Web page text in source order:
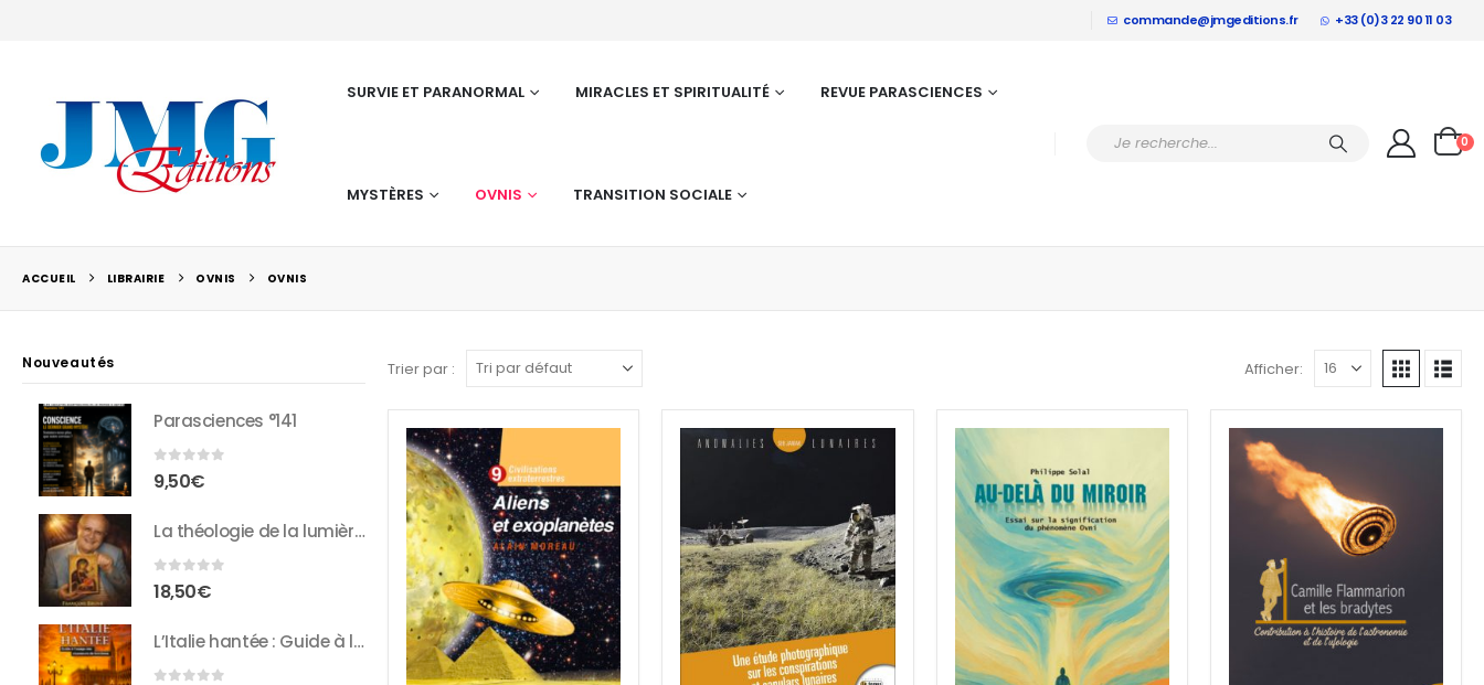
commande@jmgeditions.fr +33 (0)3 22 90 11 03
SURVIE ET PARANORMAL MIRACLES ET SPIRITUALITÉ REVUE PARASCIENCES
MYSTÈRES OVNIS TRANSITION SOCIALE
0
ACCUEIL LIBRAIRIE OVNIS OVNIS
Trier par : Afficher:
Nouveautés
Parasciences °141
0 sur 5
9,50€
La théologie de la lumière : Entretiens inédits avec François Brune
0sur 5
18,50€
L’Italie hantée : Guide à l’usage des chasseurs de fantômes